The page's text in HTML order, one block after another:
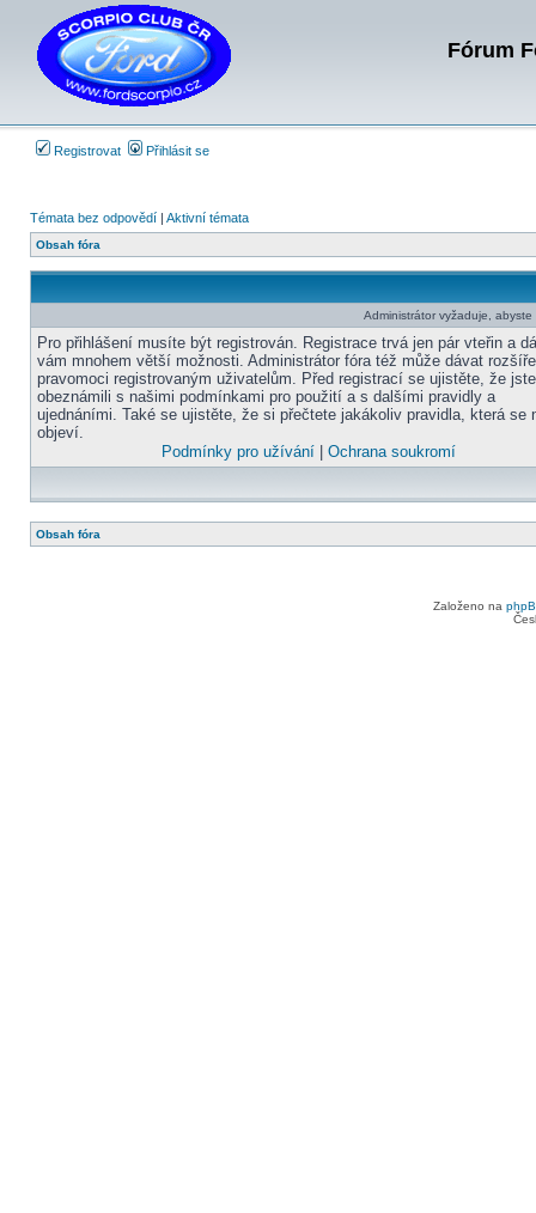
Fórum
Registrovat Přihlásit se
Témata bez odpovědí | Aktivní témata
Obsah fóra
Administrátor vyžaduje,
Pro přihlášení musíte být registrován. Registrace trvá jen pár vteřin a
vám mnohem větší možnosti. Administrátor fóra též může dávat
pravomoci registrovaným uživatelům. Před registrací se ujistěte, že
obeznámili s našimi podmínkami pro použití a s dalšími pravidly a
ujednáními. Také se ujistěte, že si přečtete jakákoliv pravidla, která se
objeví.
Podmínky pro užívání| Ochrana soukromí
Obsah fóra
Založeno na